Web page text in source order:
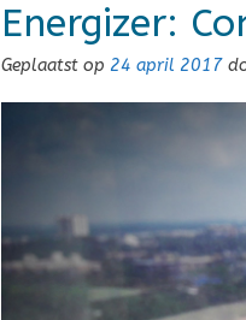
Energizer:
Geplaatst op 24 april 2017